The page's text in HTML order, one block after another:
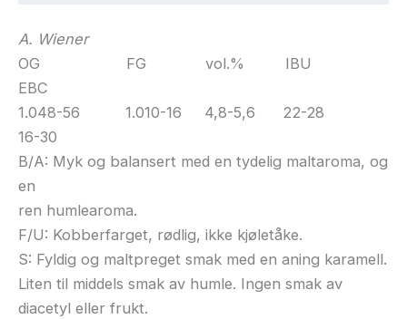
A. Wiener
OG FG vol.% IBU
EBC
1.048-56 1.010-16 4,8-5,6 22-28
16-30
B/A: Myk og balansert med en tydelig maltaroma, og
en
ren humlearoma.
F/U: Kobberfarget, rødlig, ikke kjøletåke.
S: Fyldig og maltpreget smak med en aning karamell.
Liten til middels smak av humle. Ingen smak av
diacetyl eller frukt.